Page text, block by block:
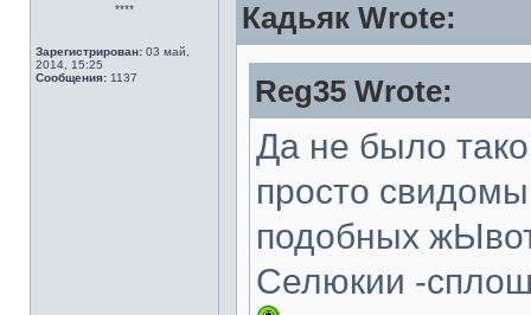
****
Зарегистрирован: 03 май,
2014, 15:25
Сообщения: 1137
Кадьяк Wrote:
Reg35 Wrote:
Да не было
просто
подобных
Селюкии -